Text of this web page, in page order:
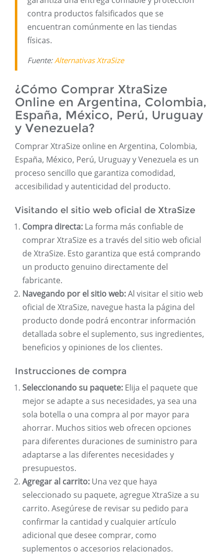
contra productos falsificados que se
encuentran comúnmente en las tiendas
físicas.
Fuente:Alternativas XtraSize
¿Cómo Comprar XtraSize
Online en Argentina, Colombia,
España, México, Perú, Uruguay
y Venezuela?
Comprar XtraSize online en Argentina, Colombia,
España, México, Perú, Uruguay y Venezuela es un
proceso sencillo que garantiza comodidad,
accesibilidad y autenticidad del producto.
Visitando el sitio web oficial de XtraSize
Compra directa: La forma más confiable de
comprar XtraSize es a través del sitio web oficial
de XtraSize. Esto garantiza que está comprando
un producto genuino directamente del
fabricante.
Navegando por el sitio web:Al visitar el sitio web
oficial de XtraSize, navegue hasta la página del
producto donde podrá encontrar información
detallada sobre el suplemento, sus ingredientes,
beneficios y opiniones de los clientes.
Instrucciones de compra
Seleccionando su paquete: Elija el paquete que
mejor se adapte a sus necesidades, ya sea una
sola botella o una compra al por mayor para
ahorrar. Muchos sitios web ofrecen opciones
para diferentes duraciones de suministro para
adaptarse a las diferentes necesidades y
presupuestos.
Agregar al carrito: Una vez que haya
seleccionado su paquete, agregue XtraSize a su
carrito. Asegúrese de revisar su pedido para
confirmar la cantidad y cualquier artículo
adicional que desee comprar, como
suplementos o accesorios relacionados.